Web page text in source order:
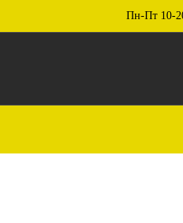
Пн-Пт 10-